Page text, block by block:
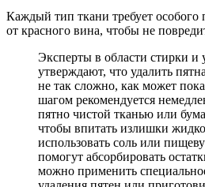
Каждый тип ткани требует особого
от красного вина, чтобы не
Эксперты в области стирки и
утверждают, что удалить
не так сложно, как может
шагом рекомендуется
пятно чистой тканью или
чтобы впитать излишки
использовать соль или
помогут абсорбировать
можно применить